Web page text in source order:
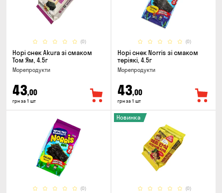
(0)
Норі снек Akura зі смаком
Том Ям, 4.5г
Морепродукти
43,00
грн за 1 шт
(0)
Норі снек Norris зі смаком
теріякі, 4.5г
Морепродукти
43,00
грн за 1 шт
(0) (0)
Новинка